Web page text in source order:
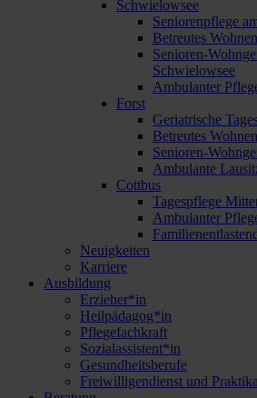
Schwielowsee
Seniorenpflege
Betreutes
Senioren-
Schwielowsee
Ambulanter
Forst
Geriatrische
Betreutes
Senioren-
Ambulante
Cottbus
Tagespflege
Ambulanter
Neuigkeiten
Karriere
Ausbildung
Erzieher*in
Heilpädagog*in
Pflegefachkraft
Sozialassistent*in
Gesundheitsberufe
Freiwilligendienst und Praktika